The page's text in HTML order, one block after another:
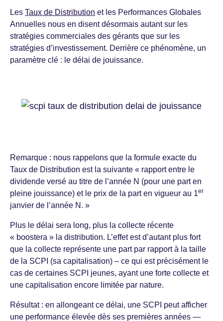
Les Taux de Distribution et les Performances Globales
Annuelles nous en disent désormais autant sur les
stratégies commerciales des gérants que sur les
stratégies d’investissement. Derrière ce phénomène, un
paramètre clé : le délai de jouissance.
Remarque : nous rappelons que la formule exacte du
Taux de Distribution est la suivante « rapport entre le
dividende versé au titre de l’année N (pour une part en
pleine jouissance) et le prix de la part en vigueur au 1er
janvier de l’année N. »
Plus le délai sera long, plus la collecte récente
« boostera » la distribution. L’effet est d’autant plus fort
que la collecte représente une part par rapport à la taille
de la SCPI (sa capitalisation) – ce qui est précisément le
cas de certaines SCPI jeunes, ayant une forte collecte et
une capitalisation encore limitée par nature.
Résultat : en allongeant ce délai, une SCPI peut afficher
une performance élevée dès ses premières années —